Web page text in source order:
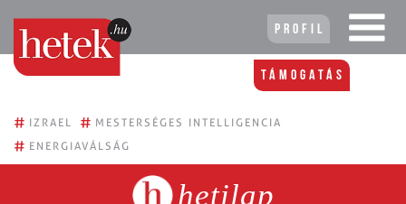
Profil
Támogatás
# IZRAEL # MESTERSÉGES INTELLIGENCIA
# ENERGIAVÁLSÁG
hetilap